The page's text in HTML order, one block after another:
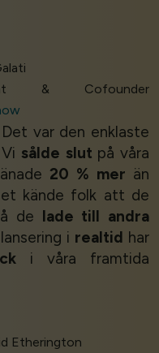
& Cofounder
Det var den enklaste
sålde slut på våra
20 % mer än
kände folk att de
de lade till andra
i realtid har
i våra framtida
Etherington